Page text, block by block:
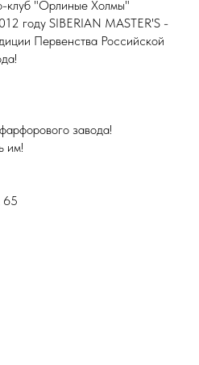
клуб "Орлиные Холмы"
году SIBERIAN MASTER'S -
Первенства Российской
завода!
им!
65